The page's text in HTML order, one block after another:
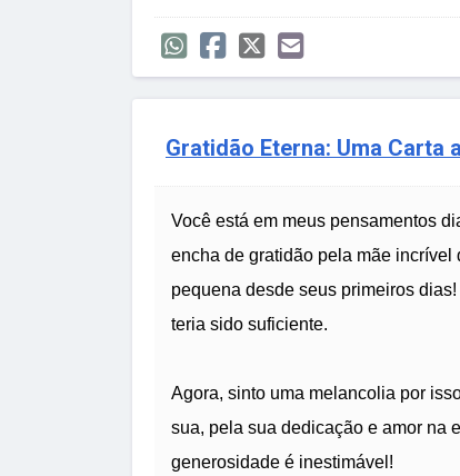
Gratidão Eterna: Uma Carta
Você está em meus pensamentos
encha de gratidão pela mãe incrível
pequena desde seus primeiros
teria sido suficiente.
Agora, sinto uma melancolia por
sua, pela sua dedicação e amor na
generosidade é inestimável!